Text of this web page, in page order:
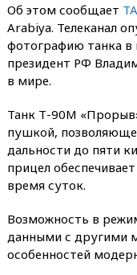
Об этом сообщает
Arabiya. Телеканал
фотографию танка в
президент РФ
в мире.
Танк Т-90М
пушкой,
дальности до пяти
прицел
время суток.
Возможность в
данными с другими
особенностей